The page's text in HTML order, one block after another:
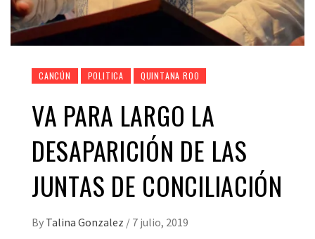
CANCÚN POLITICA QUINTANA ROO
VA PARA LARGO LA
DESAPARICIÓN DE LAS
JUNTAS DE CONCILIACIÓN
By Talina Gonzalez / 7 julio, 2019